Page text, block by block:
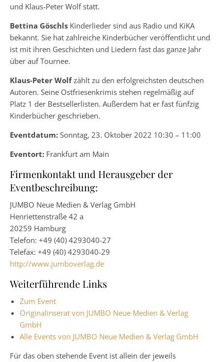
und Klaus-Peter Wolf statt.
Bettina Göschls Kinderlieder sind aus Radio und KiKA
bekannt. Sie hat zahlreiche Kinderbücher veröffentlicht und
ist mit ihren Geschichten und Liedern fast das ganze Jahr
über auf Tournee.
Klaus-Peter Wolfzählt zu den erfolgreichsten deutschen
Autoren. Seine Ostfriesenkrimis stehen regelmäßig auf
Platz 1 der Bestsellerlisten. Außerdem hat er fast fünfzig
Kinderbücher geschrieben.
Eventdatum: Sonntag, 23. Oktober 2022 10:30 – 11:00
Eventort: Frankfurt am Main
Firmenkontakt und Herausgeber der
Eventbeschreibung:
JUMBO Neue Medien & Verlag GmbH
Henriettenstraße 42 a
20259 Hamburg
Telefon: +49 (40) 4293040-27
Telefax: +49 (40) 4293040-29
http://www.jumboverlag.de
Weiterführende Links
Zum Event
Originalinserat von JUMBO Neue Medien & Verlag
GmbH
Alle Events von JUMBO Neue Medien & Verlag GmbH
Für das oben stehende Event ist allein der jeweils